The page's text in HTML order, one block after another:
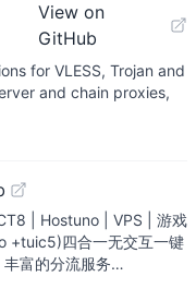
View on
GitHub
for VLESS, Trojan and
and chain proxies,
| Hostuno | VPS | 游戏
四合一无交互一键
富的分流服务…